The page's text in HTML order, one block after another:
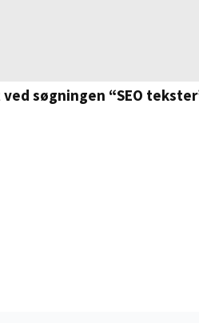
søgningen “SEO